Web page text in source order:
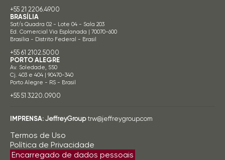
+55 21 2206.4900
BRASÍLIA
Saf/s Quadra 02 - Lote 04 - Sala 203
Ed. Comercial Via Esplanada | 70070-600
Brasília - Distrito Federal - Brasil
+55 61 2102.5000
PORTO ALEGRE
Av. Soledade, 550
Cj. 403 e 404 | 90470-340
Porto Alegre - RS - Brasil
+55 51 3220.0900
IMPRENSA: JeffreyGroup trw@jeffreygroup.com
Termos de Uso
Política de Privacidade
Encarregado de dados pessoais